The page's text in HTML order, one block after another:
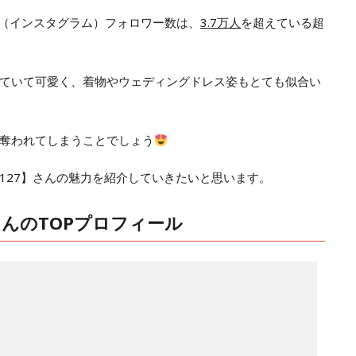
ンスタグラム） フォロワー数は、 3.7万人 を超えている超
いて可愛く、着物やウェディングドレス姿もとても似合い
われてしまうことでしょう
】さんの魅力を紹介していきたいと思います。
のTOPプロフィール